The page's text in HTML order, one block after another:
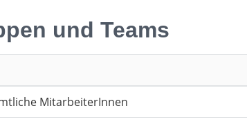
und Teams
MitarbeiterInnen